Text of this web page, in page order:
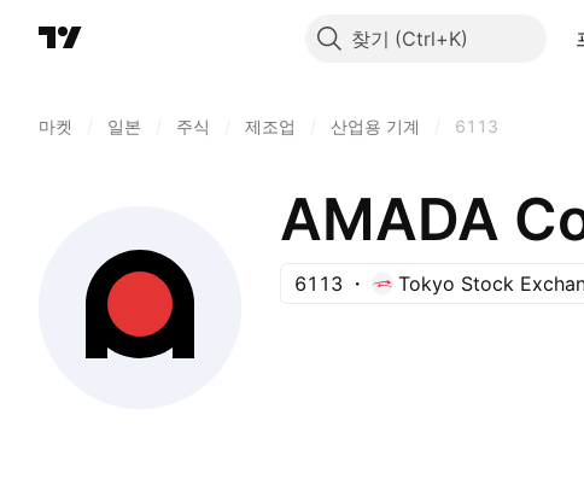
찾기
마켓 일본 주식 제조업 산업용 기계 6113
AMADA
6113 Tokyo Stock